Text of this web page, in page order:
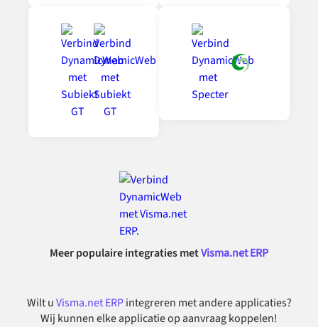
Meer populaire integraties metVisma.net ERP
Wilt uVisma.net ERPintegreren met andere applicaties?
Wij kunnen elke applicatie op aanvraag koppelen!